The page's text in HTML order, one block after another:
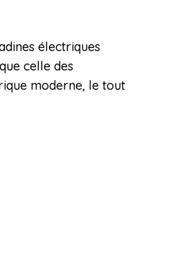
électriques
celle des
moderne, le tout